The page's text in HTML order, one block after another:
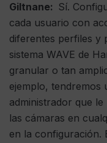
Giltnane: Sí.
cada usuario con
diferentes perfiles y
sistema WAVE de
granular o tan
ejemplo, tendremos
administrador que
las cámaras en
en la configuración.